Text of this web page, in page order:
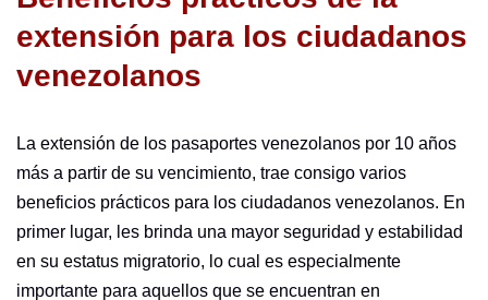
extensión para los ciudadanos
venezolanos
La extensión de los pasaportes venezolanos por 10 años
más a partir de su vencimiento, trae consigo varios
beneficios prácticos para los ciudadanos venezolanos. En
primer lugar, les brinda una mayor seguridad y estabilidad
en su estatus migratorio, lo cual es especialmente
importante para aquellos que se encuentran en